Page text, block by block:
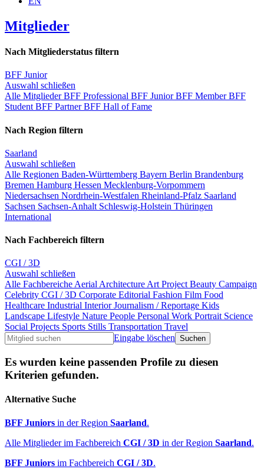
Mitglieder
Nach Mitgliederstatus filtern
BFF Junior
Auswahl schließen
Alle MitgliederBFF Professional BFF JuniorBFF MemberBFF
Student BFF PartnerBFF Hall of Fame
Nach Region filtern
Saarland
Auswahl schließen
Alle Regionen Baden-Württemberg Bayern Berlin Brandenburg
Bremen Hamburg Hessen Mecklenburg-Vorpommern
Niedersachsen Nordrhein-Westfalen Rheinland-Pfalz Saarland
Sachsen Sachsen-Anhalt Schleswig-Holstein Thüringen
International
Nach Fachbereich filtern
CGI / 3D
Auswahl schließen
Alle Fachbereiche Aerial Architecture Art Project Beauty Campaign
Celebrity CGI / 3D Corporate Editorial Fashion Film Food
Healthcare Industrial InteriorJournalism / Reportage Kids
Landscape Lifestyle Nature People Personal Work Portrait Science
Social Projects Sports Stills Transportation Travel
Eingabe löschen
Es wurden keine passenden Profile zu diesen
Kriterien gefunden.
Alternative Suche
BFF Juniors in der Region Saarland.
Alle Mitglieder im Fachbereich CGI / 3D in der Region Saarland.
BFF Juniors im Fachbereich CGI / 3D.